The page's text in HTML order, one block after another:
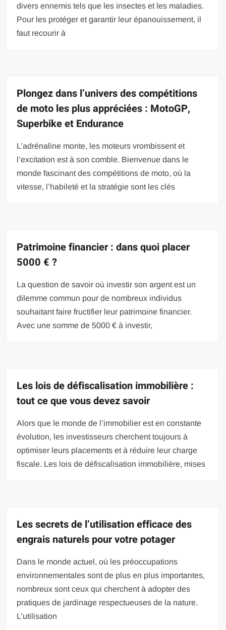
divers ennemis tels que les insectes et les maladies.
Pour les protéger et garantir leur épanouissement, il
faut recourir à
Plongez dans l’univers des compétitions
de moto les plus appréciées : MotoGP,
Superbike et Endurance
L’adrénaline monte, les moteurs vrombissent et
l’excitation est à son comble. Bienvenue dans le
monde fascinant des compétitions de moto, où la
vitesse, l’habileté et la stratégie sont les clés
Patrimoine financier : dans quoi placer
5000 € ?
La question de savoir où investir son argent est un
dilemme commun pour de nombreux individus
souhaitant faire fructifier leur patrimoine financier.
Avec une somme de 5000 € à investir,
Les lois de défiscalisation immobilière :
tout ce que vous devez savoir
Alors que le monde de l’immobilier est en constante
évolution, les investisseurs cherchent toujours à
optimiser leurs placements et à réduire leur charge
fiscale. Les lois de défiscalisation immobilière, mises
Les secrets de l’utilisation efficace des
engrais naturels pour votre potager
Dans le monde actuel, où les préoccupations
environnementales sont de plus en plus importantes,
nombreux sont ceux qui cherchent à adopter des
pratiques de jardinage respectueuses de la nature.
L’utilisation